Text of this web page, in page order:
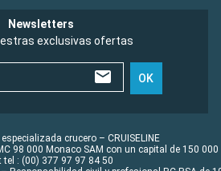
Newsletters
exclusivas ofertas
OK
crucero – CRUISELINE
98 000 Monaco SAM con un capital de 150 000
tel : (00) 377 97 97 84 50